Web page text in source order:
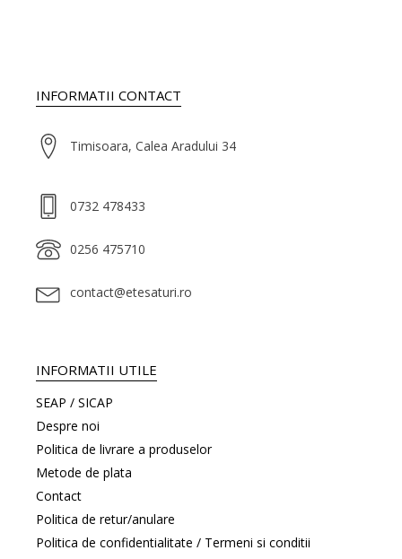
INFORMATII CONTACT
Timisoara, Calea Aradului 34
0732 478433
0256 475710
contact@etesaturi.ro
INFORMATII UTILE
SEAP / SICAP
Despre noi
Politica de livrare a produselor
Metode de plata
Contact
Politica de retur/anulare
Politica de confidentialitate / Termeni si conditii